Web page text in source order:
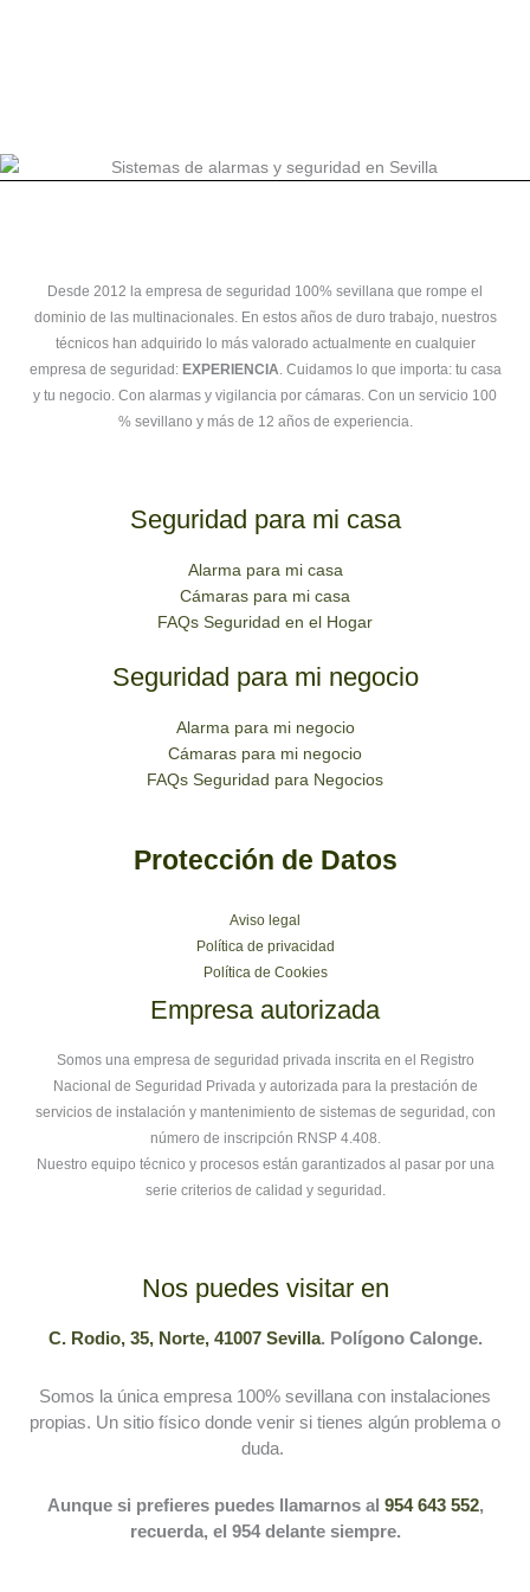
Desde 2012 la empresa de seguridad 100% sevillana que rompe el
dominio de las multinacionales. En estos años de duro trabajo, nuestros
técnicos han adquirido lo más valorado actualmente en cualquier
empresa de seguridad: EXPERIENCIA. Cuidamos lo que importa: tu casa
y tu negocio. Con alarmas y vigilancia por cámaras. Con un servicio 100
% sevillano y más de 12 años de experiencia.
Seguridad para mi casa
Alarma para mi casa
Cámaras para mi casa
FAQs Seguridad en el Hogar
Seguridad para mi negocio
Alarma para mi negocio
Cámaras para mi negocio
FAQs Seguridad para Negocios
Protección de Datos
Aviso legal
Política de privacidad
Política de Cookies
Empresa autorizada
Somos una empresa de seguridad privada inscrita en el Registro
Nacional de Seguridad Privada y autorizada para la prestación de
servicios de instalación y mantenimiento de sistemas de seguridad, con
número de inscripción RNSP 4.408.
Nuestro equipo técnico y procesos están garantizados al pasar por una
serie criterios de calidad y seguridad.
Nos puedes visitar en
C. Rodio, 35, Norte, 41007 Sevilla. Polígono Calonge.
Somos la única empresa 100% sevillana con instalaciones
propias. Un sitio físico donde venir si tienes algún problema o
duda.
Aunque si prefieres puedes llamarnos al 954 643 552,
recuerda, el 954 delante siempre.